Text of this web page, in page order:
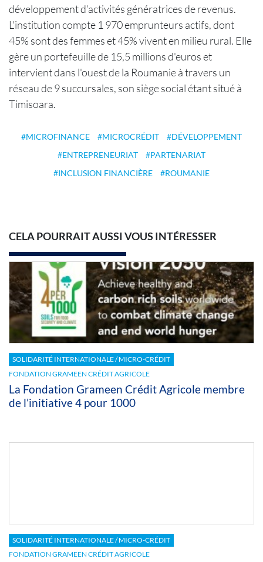
développement d’activités génératrices de revenus.
L'institution compte 1 970 emprunteurs actifs, dont
45% sont des femmes et 45% vivent en milieu rural. Elle
gère un portefeuille de 15,5 millions d'euros et
intervient dans l'ouest de la Roumanie à travers un
réseau de 9 succursales, son siège social étant situé à
Timisoara.
MICROFINANCE MICROCRÉDIT
DÉVELOPPEMENT
ENTREPRENEURIAT
PARTENARIAT
INCLUSION FINANCIÈRE
ROUMANIE
CELA POURRAIT AUSSI VOUS INTÉRESSER
SOLIDARITÉ INTERNATIONALE / MICRO-CRÉDIT
FONDATION GRAMEEN CRÉDIT AGRICOLE
La Fondation Grameen Crédit Agricole membre
de l’initiative 4 pour 1000
SOLIDARITÉ INTERNATIONALE / MICRO-CRÉDIT
FONDATION GRAMEEN CRÉDIT AGRICOLE